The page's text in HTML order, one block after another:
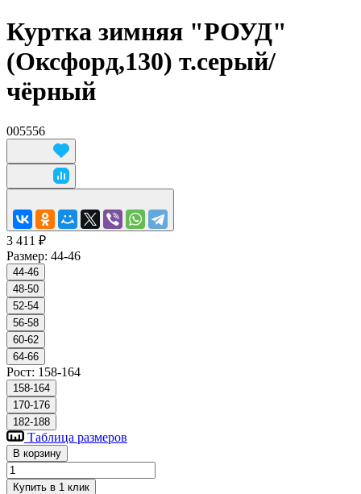
Куртка зимняя "РОУД"
(Оксфорд,130) т.серый/
чёрный
005556
3 411 ₽
Размер: 44-46
44-46
48-50
52-54
56-58
60-62
64-66
Рост: 158-164
158-164
170-176
182-188
Таблица размеров
В корзину
Купить в 1 клик